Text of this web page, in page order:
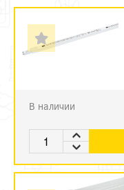
В наличии